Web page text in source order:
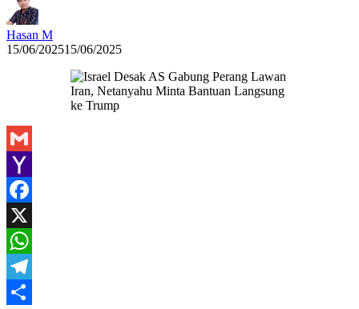
Hasan M
15/06/202515/06/2025
Gmail
Yahoo
Mail
Facebook
X
WhatsApp
Telegram